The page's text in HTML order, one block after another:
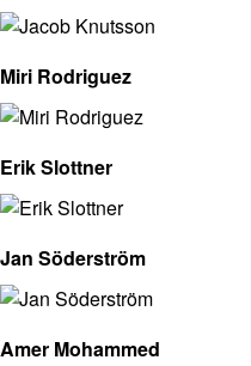
Miri Rodriguez
Erik Slottner
Jan Söderström
Amer Mohammed